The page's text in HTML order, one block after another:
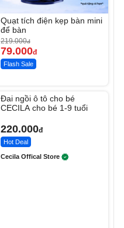
Quạt tích điện kẹp bàn mini
để bàn
219.000đ
79.000đ
Flash Sale
Đai ngồi ô tô cho bé
CECILA cho bé 1-9 tuổi
220.000đ
Hot Deal
Cecila Offical Store